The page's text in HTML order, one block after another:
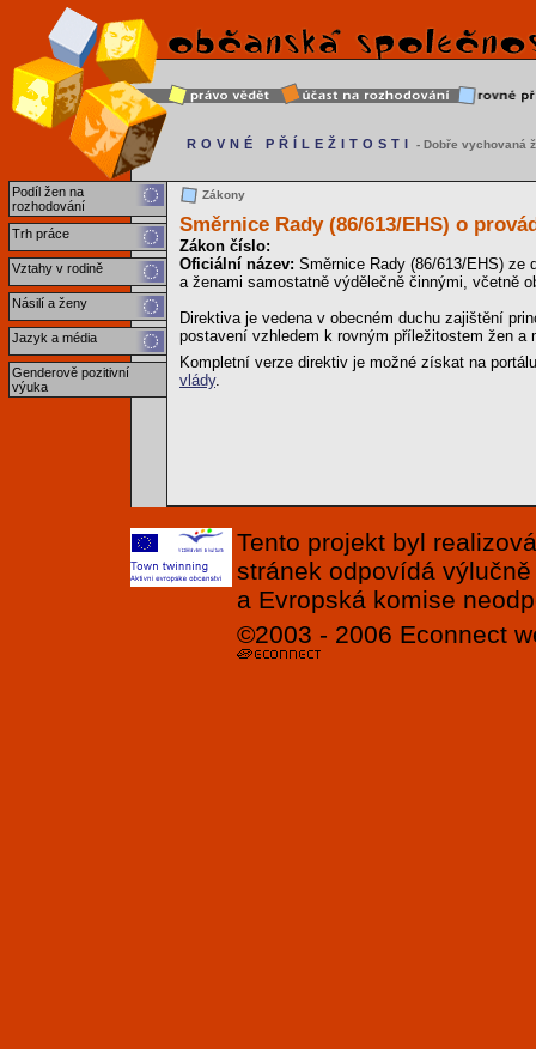
Podíl žen na
rozhodování
Trh práce
Vztahy v rodině
Násilí a ženy
Jazyk a média
Genderově pozitivní
výuka
ROVNÉ PŘÍLEŽITOSTI - Dobře vychovaná
Zákony
Směrnice Rady (86/613/EHS) o
Zákon číslo:
Oficiální název: Směrnice Rady (86/613/EHS) ze
a ženami samostatně výdělečně činnými, včetně
Direktiva je vedena v obecném duchu zajištění
postavení vzhledem k rovným příležitostem žen a
Kompletní verze direktiv je možné získat na
vlády.
Tento projekt byl
stránek odpovídá
a Evropská komise
©2003 - 2006 Econnect